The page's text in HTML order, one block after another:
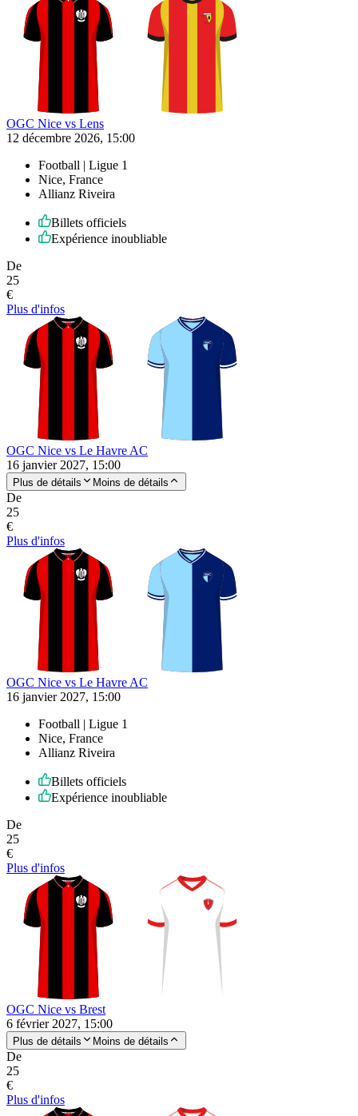
OGC Nice vs Lens
12 décembre 2026, 15:00
Football | Ligue 1
Nice, France
Allianz Riveira
Billets officiels
Expérience inoubliable
De
25
€
Plus d'infos
OGC Nice vs Le Havre AC
16 janvier 2027, 15:00
Plus de détails Moins de détails
De
25
€
Plus d'infos
OGC Nice vs Le Havre AC
16 janvier 2027, 15:00
Football | Ligue 1
Nice, France
Allianz Riveira
Billets officiels
Expérience inoubliable
De
25
€
Plus d'infos
OGC Nice vs Brest
6 février 2027, 15:00
Plus de détails Moins de détails
De
25
€
Plus d'infos